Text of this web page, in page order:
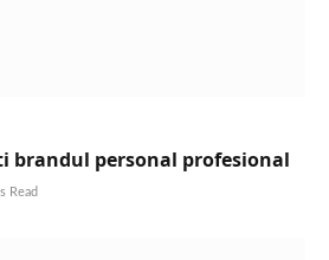
brandul personal profesional
Read